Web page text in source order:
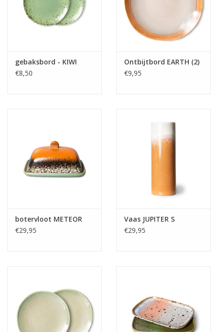
gebaksbord - KIWI
€8,50
Ontbijtbord EARTH (2)
€9,95
botervloot METEOR
€29,95
Vaas JUPITER S
€29,95